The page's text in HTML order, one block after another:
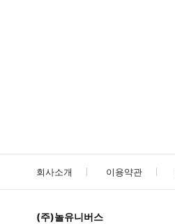
회사소개 이용약관
(주)놀유니버스